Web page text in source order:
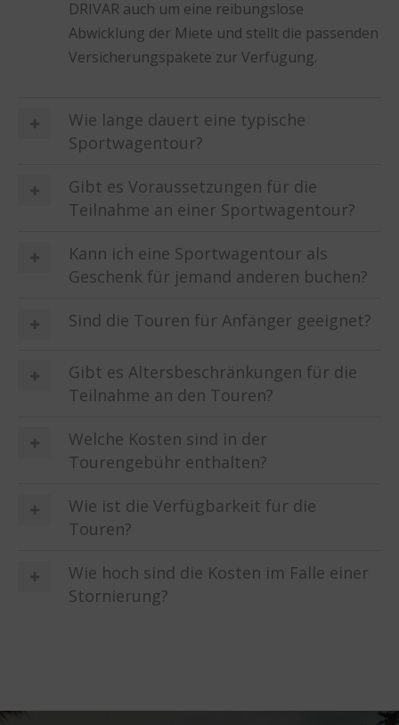
DRIVAR auch um eine reibungslose
Abwicklung der Miete und stellt die passenden
Versicherungspakete zur Verfügung.
Wie lange dauert eine typische
Sportwagentour?
Gibt es Voraussetzungen für die
Teilnahme an einer Sportwagentour?
Kann ich eine Sportwagentour als
Geschenk für jemand anderen buchen?
Sind die Touren für Anfänger geeignet?
Gibt es Altersbeschränkungen für die
Teilnahme an den Touren?
Welche Kosten sind in der
Tourengebühr enthalten?
Wie ist die Verfügbarkeit für die
Touren?
Wie hoch sind die Kosten im Falle einer
Stornierung?